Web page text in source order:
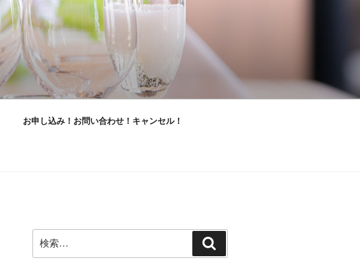
お申し込み！お問い合わせ！キャンセル！
索:
索